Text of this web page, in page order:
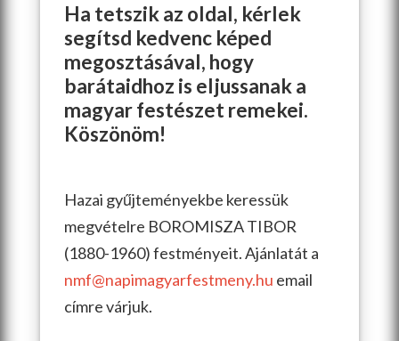
Ha tetszik az oldal, kérlek
segítsd kedvenc képed
megosztásával, hogy
barátaidhoz is eljussanak a
magyar festészet remekei.
Köszönöm!
Hazai gyűjteményekbe keressük
megvételre BOROMISZA TIBOR
(1880-1960) festményeit. Ajánlatát a
nmf@napimagyarfestmeny.hu email
címre várjuk.